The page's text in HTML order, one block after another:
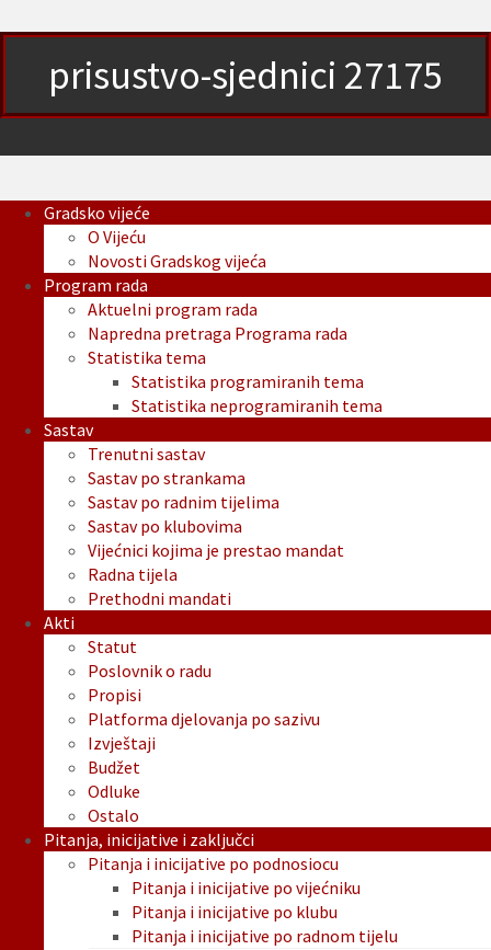
prisustvo-sjednici 27175
Gradsko vijeće
O Vijeću
Novosti Gradskog vijeća
Program rada
Aktuelni program rada
Napredna pretraga Programa rada
Statistika tema
Statistika programiranih tema
Statistika neprogramiranih tema
Sastav
Trenutni sastav
Sastav po strankama
Sastav po radnim tijelima
Sastav po klubovima
Vijećnici kojima je prestao mandat
Radna tijela
Prethodni mandati
Akti
Statut
Poslovnik o radu
Propisi
Platforma djelovanja po sazivu
Izvještaji
Budžet
Odluke
Ostalo
Pitanja, inicijative i zaključci
Pitanja i inicijative po podnosiocu
Pitanja i inicijative po vijećniku
Pitanja i inicijative po klubu
Pitanja i inicijative po radnom tijelu